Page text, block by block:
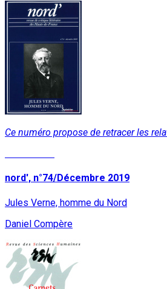
Ce numéro propose de retracer les
nord', n°74/Décembre 2019
Jules Verne, homme du Nord
Daniel Compère